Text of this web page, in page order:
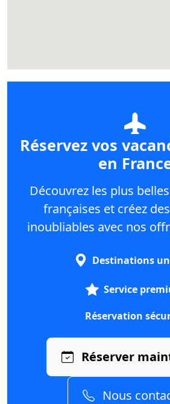
Réservez vos
en
Découvrez les plus
françaises et créez
inoubliables avec nos
Destinations
Service
Réservation
Réserver
Nous